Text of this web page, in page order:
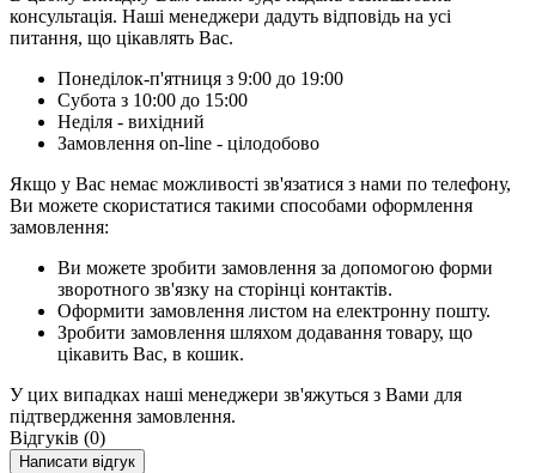
консультація. Наші менеджери дадуть відповідь на усі
питання, що цікавлять Вас.
Понеділок-п'ятниця з 9:00 до 19:00
Субота з 10:00 до 15:00
Неділя - вихідний
Замовлення on-line - цілодобово
Якщо у Вас немає можливості зв'язатися з нами по телефону,
Ви можете скористатися такими способами оформлення
замовлення:
Ви можете зробити замовлення за допомогою форми
зворотного зв'язку на сторінці контактів.
Оформити замовлення листом на електронну пошту.
Зробити замовлення шляхом додавання товару, що
цікавить Вас, в кошик.
У цих випадках наші менеджери зв'яжуться з Вами для
підтвердження замовлення.
Відгуків (0)
Написати відгук